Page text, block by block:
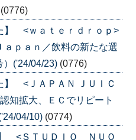
(0776)
】 <ｗａｔｅｒｄｒｏｐ>
ｐａｎ／飲料の新たな選
）('24/04/23) (0776)
】 <ＪＡＰＡＮ ＪＵＩＣ
知拡大、ＥＣでリピート
04/10) (0774)
】 <ＳＴＵＤＩＯ ＮＵＯ